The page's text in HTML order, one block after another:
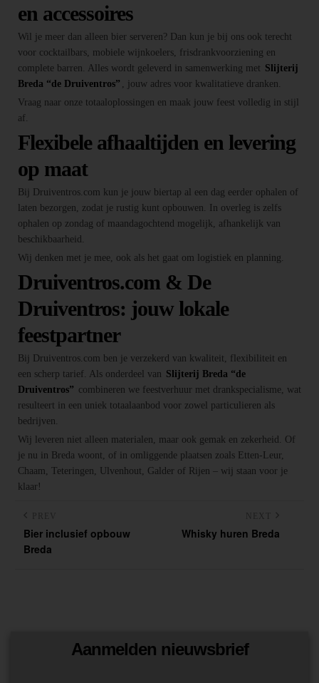
en accessoires
Wil je meer dan alleen bier serveren? Dan kun je bij ons ook terecht
voor cocktailbars, mobiele wijnkoelers, frisdrankvoorziening en
complete barren. Alles wordt geleverd in samenwerking met Slijterij
Breda “de Druiventros”
, jouw adres voor kwalitatieve dranken.
Vraag naar onze totaaloplossingen en maak jouw feest volledig in stijl
af.
Flexibele afhaaltijden en levering
op maat
Bij Druiventros.com kun je jouw biertap al een dag eerder ophalen of
laten bezorgen, zodat je rustig kunt opbouwen. In overleg is zelfs
ophalen op zondag of maandagochtend mogelijk, afhankelijk van
beschikbaarheid.
Wij denken met je mee, ook als het gaat om logistiek en planning.
Druiventros.com & De
Druiventros: jouw lokale
feestpartner
Bij Druiventros.com ben je verzekerd van kwaliteit, flexibiliteit en
een scherp tarief. Als onderdeel van Slijterij Breda “de
Druiventros” combineren we feestverhuur met drankspecialisme, wat
resulteert in een uniek totaalaanbod voor zowel particulieren als
bedrijven.
Wij leveren niet alleen materialen, maar ook gemak en zekerheid. Of
je nu in Breda woont, of in omliggende plaatsen zoals Etten-Leur,
Chaam, Teteringen, Ulvenhout, Galder of Rijen – wij staan voor je
klaar!
PREV
Bier inclusief opbouw
Breda
NEXT
Whisky huren Breda
Aanmelden nieuwsbrief